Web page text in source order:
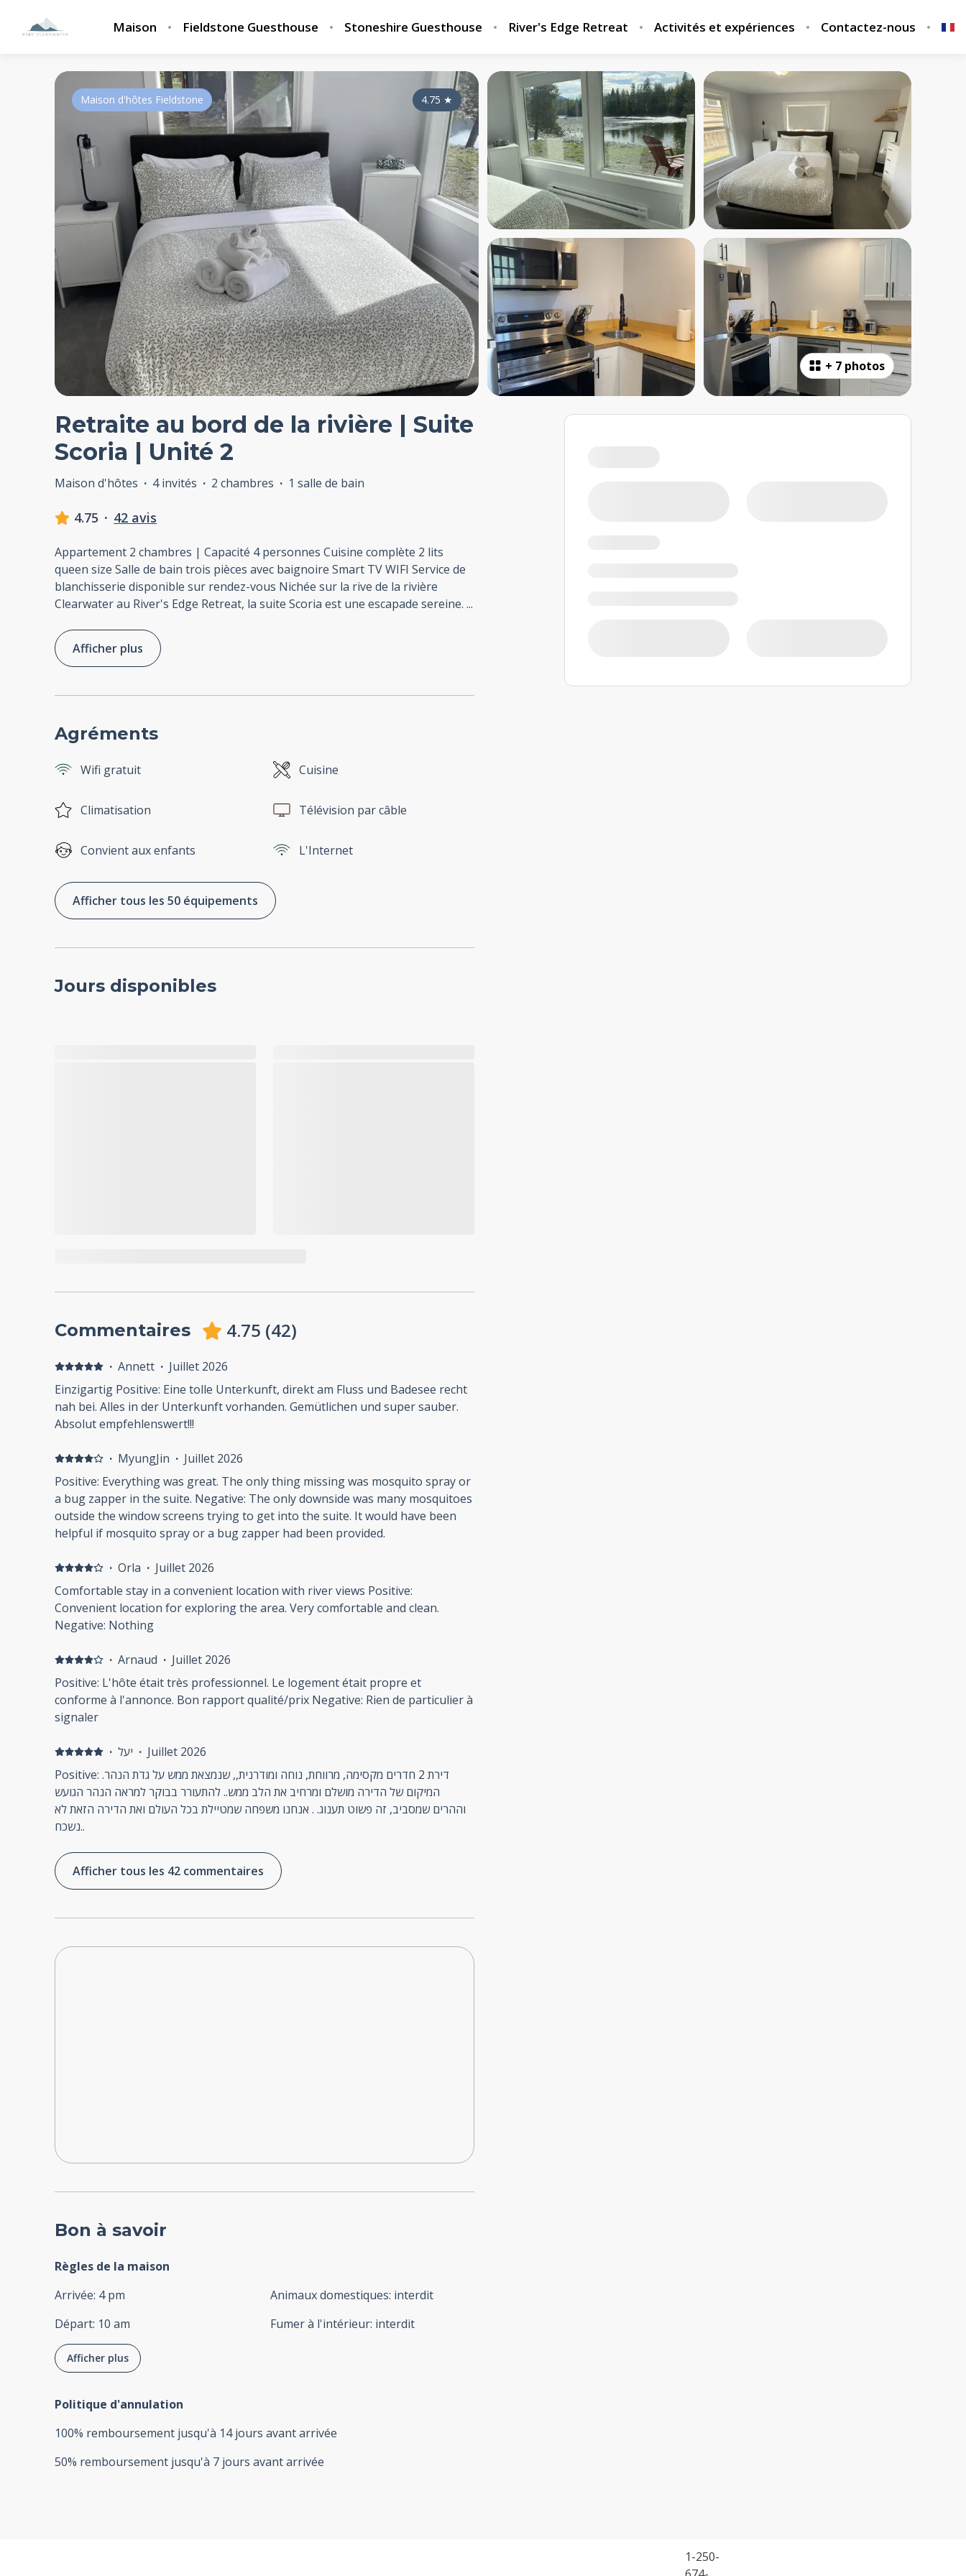
Maison Fieldstone Guesthouse Stoneshire Guesthouse River's Edge Retreat Activités et expériences Contactez-nous
+ 7 photos
4.75 ★
Maison d'hôtes Fieldstone
Retraite au bord de la rivière | Suite
Scoria | Unité 2
Maison d'hôtes · 4 invités · 2 chambres · 1 salle de bain
4.75 · 42 avis
Appartement 2 chambres | Capacité 4 personnes Cuisine complète 2 lits
queen size Salle de bain trois pièces avec baignoire Smart TV WIFI Service de
blanchisserie disponible sur rendez-vous Nichée sur la rive de la rivière
Clearwater au River's Edge Retreat, la suite Scoria est une escapade sereine. ...
Afficher plus
Agréments
Wifi gratuit Cuisine
Climatisation Télévision par câble
Convient aux enfants L'Internet
Afficher tous les 50 équipements
Jours disponibles
Commentaires 4.75 (42)
· Annett · Juillet 2026
Einzigartig Positive: Eine tolle Unterkunft, direkt am Fluss und Badesee recht
nah bei. Alles in der Unterkunft vorhanden. Gemütlichen und super sauber.
Absolut empfehlenswert!!!
· MyungJin · Juillet 2026
Positive: Everything was great. The only thing missing was mosquito spray or
a bug zapper in the suite. Negative: The only downside was many mosquitoes
outside the window screens trying to get into the suite. It would have been
helpful if mosquito spray or a bug zapper had been provided.
· Orla · Juillet 2026
Comfortable stay in a convenient location with river views Positive:
Convenient location for exploring the area. Very comfortable and clean.
Negative: Nothing
· Arnaud · Juillet 2026
Positive: L'hôte était très professionnel. Le logement était propre et
conforme à l'annonce. Bon rapport qualité/prix Negative: Rien de particulier à
signaler
· יעל · Juillet 2026
Positive: דירת 2 חדרים מקסימה, מרווחת, נוחה ומודרנית,, שנמצאת ממש על גדת הנהר.
המיקום של הדירה מושלם ומרחיב את הלב ממש.. להתעורר בבוקר למראה הנהר הגועש
וההרים שמסביב, זה פשוט תענוג. . אנחנו משפחה שמטיילת בכל העולם ואת הדירה הזאת לא
נשכח..
Afficher tous les 42 commentaires
Bon à savoir
Règles de la maison
Arrivée: 4 pm
Départ: 10 am
Animaux domestiques: interdit
Fumer à l'intérieur: interdit
Afficher plus
Politique d'annulation
100% remboursement jusqu'à 14 jours avantarrivée
50% remboursement jusqu'à 7 jours avantarrivée
1-250-